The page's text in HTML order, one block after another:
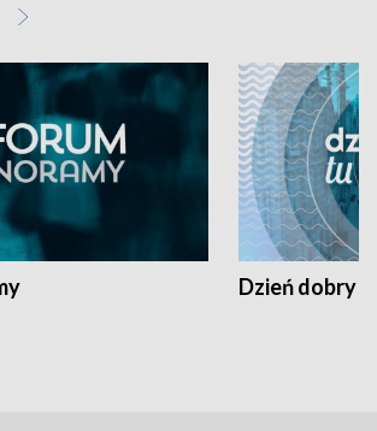
Dzień dobry